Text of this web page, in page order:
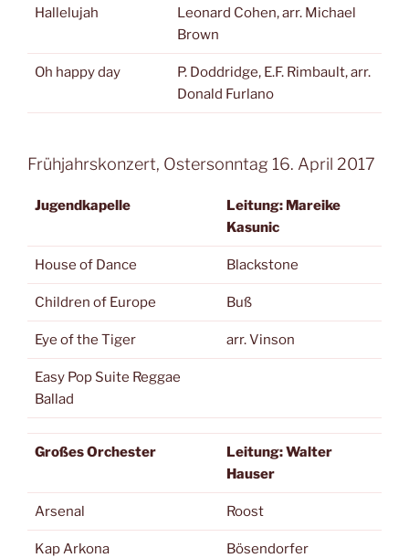
Hallelujah
Leonard Cohen, arr. Michael
Brown
Oh happy day
P. Doddridge, E.F. Rimbault, arr.
Donald Furlano
Frühjahrskonzert, Ostersonntag 16. April 2017
Jugendkapelle
Leitung: Mareike
Kasunic
House of Dance Blackstone
Children of Europe Buß
Eye of the Tiger arr. Vinson
Easy Pop Suite Reggae
Ballad
Großes Orchester
Leitung: Walter
Hauser
Arsenal Roost
Kap Arkona Bösendorfer